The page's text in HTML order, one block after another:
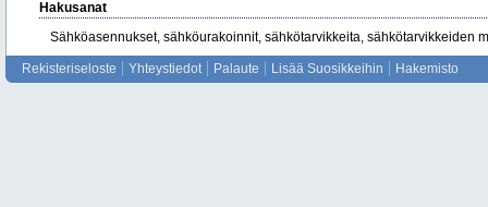
Hakusanat
Sähköasennukset, sähköurakoinnit, sähkötarvikkeita, sähkötarvikkeiden
Rekisteriseloste Yhteystiedot Palaute Lisää Suosikkeihin Hakemisto